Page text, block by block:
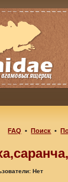
FAQ •Поиск •
Нет